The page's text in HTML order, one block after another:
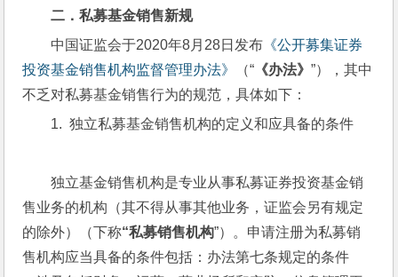
二．私募基金销售新规
中国证监会于2020年8月28日发布 《公开募集证券
投资基金销售机构监督管理办法》
（“ 《办法》”），其中
不乏对私募基金销售行为的规范，具体如下：
1.  独立私募基金销售机构的定义和应具备的条件
独立基金销售机构是专业从事私募证券投资基金销
售业务的机构（其不得从事其他业务，证监会另有规定
的除外）（下称“私募销售机构”）。申请注册为私募销
售机构应当具备的条件包括：办法第七条规定的条件